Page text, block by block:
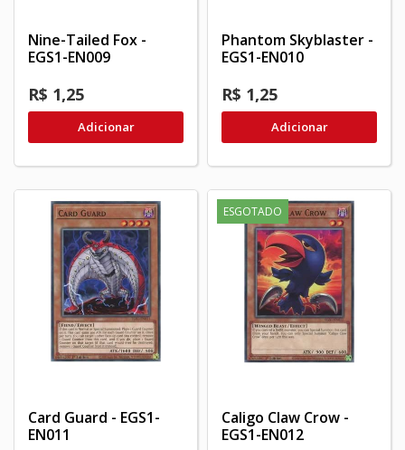
Nine-Tailed Fox -
EGS1-EN009
R$ 1,25
Adicionar
Phantom Skyblaster -
EGS1-EN010
R$ 1,25
Adicionar
Card Guard - EGS1-
EN011
ESGOTADO
Caligo Claw Crow -
EGS1-EN012